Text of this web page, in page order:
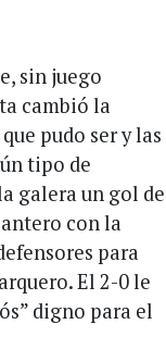
sin juego
cambió la
pudo ser y las
tipo de
galera un gol de
con la
para
El 2-0 le
digno para el